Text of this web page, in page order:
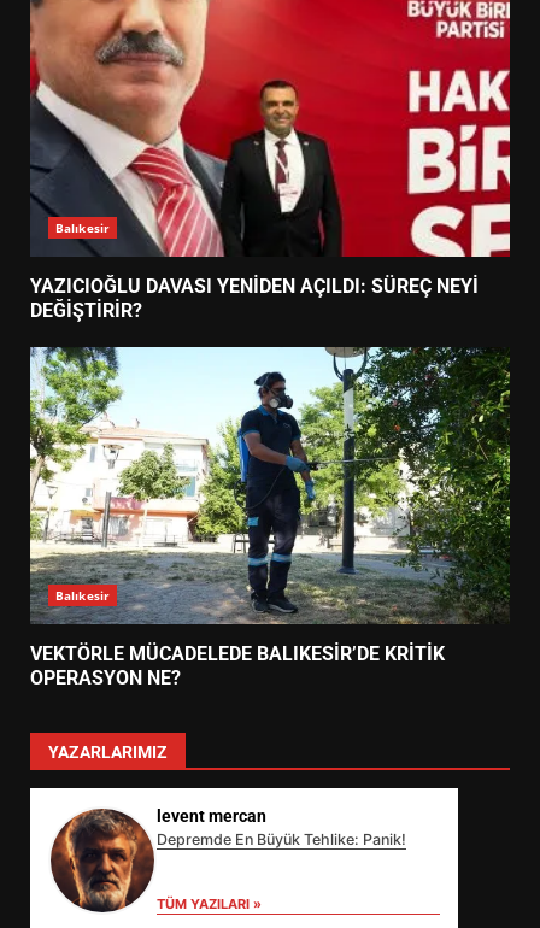
Balıkesir
YAZICIOĞLU DAVASI YENİDEN AÇILDI: SÜREÇ NEYİ
DEĞİŞTİRİR?
Balıkesir
VEKTÖRLE MÜCADELEDE BALIKESİR’DE KRİTİK
OPERASYON NE?
YAZARLARIMIZ
levent mercan
Depremde En Büyük Tehlike: Panik!
TÜM YAZILARI »